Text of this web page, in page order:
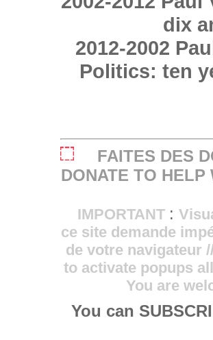
dix
2012-2002
Politics: ten
FAITES DES
DONATE TO
IMPORTANT :
ce site demande
de votre navigateur
to activate popups
You are
You can